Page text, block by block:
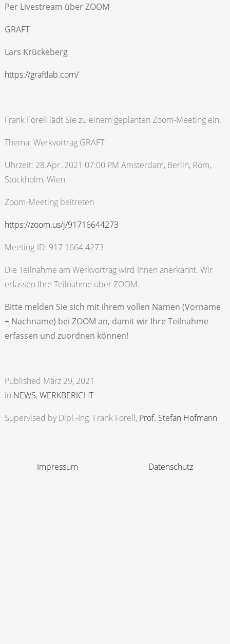
Per Livestream über ZOOM
GRAFT
Lars Krückeberg
https://graftlab.com/
Frank Forell lädt Sie zu einem geplanten Zoom-Meeting ein.
Thema: Werkvortrag GRAFT
Uhrzeit: 28.Apr..2021 07:00 PM Amsterdam, Berlin, Rom,
Stockholm, Wien
Zoom-Meeting beitreten
https://zoom.us/j/91716644273
Meeting-ID: 917 1664 4273
Die Teilnahme am Werkvortrag wird Ihnen anerkannt. Wir
erfassen Ihre Teilnahme über ZOOM.
Bitte melden Sie sich mit ihrem vollen Namen (Vorname
+ Nachname) bei ZOOM an, damit wir Ihre Teilnahme
erfassen und zuordnen können!
Published März 29, 2021
in NEWS,WERKBERICHT
Supervised by Dipl.-Ing. Frank Forell Prof. Stefan Hofmann
Impressum Datenschutz